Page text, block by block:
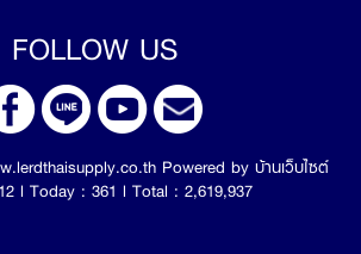
FOLLOW US
Powered by บ้านเว็บไซต์
l Today : 361 l Total : 2,619,937